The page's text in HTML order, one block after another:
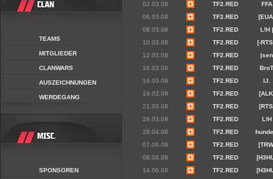
TEAMS
MITGLIEDER
CLANWARS
AUSZEICHNUNGEN
WERDEGANG
SPONSOREN
02.03.08
TF2.RED
FFA
06.03.08
TF2.RED
08.03.08
TF2.RED
L!H |
10.03.08
TF2.RED
[-
12.03.08
TF2.RED
|sen
16.03.08
TF2.RED
16.03.08
TF2.RED
IJ.
19.03.08
TF2.RED
21.03.08
TF2.RED
28.03.08
TF2.RED
L!H
28.04.08
TF2.RED
07.06.08
TF2.RED
08.06.08
TF2.RED
14.06.08
TF2.RED